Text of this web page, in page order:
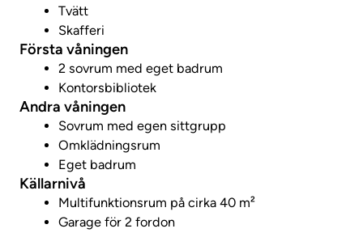
Tvätt
Skafferi
Första våningen
2 sovrum med eget badrum
Kontorsbibliotek
Andra våningen
Sovrum med egen sittgrupp
Omklädningsrum
Eget badrum
Källarnivå
Multifunktionsrum på cirka 40 m²
Garage för 2 fordon